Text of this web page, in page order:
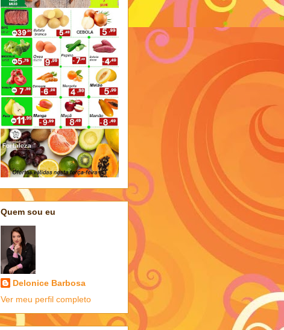
Quem sou eu
Delonice Barbosa
Ver meu perfil completo